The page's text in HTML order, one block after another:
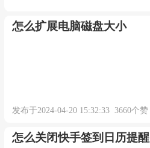
怎么扩展电脑磁盘大小
发布于2024-04-20 15:32:33 3660个赞
怎么关闭快手签到日历提醒